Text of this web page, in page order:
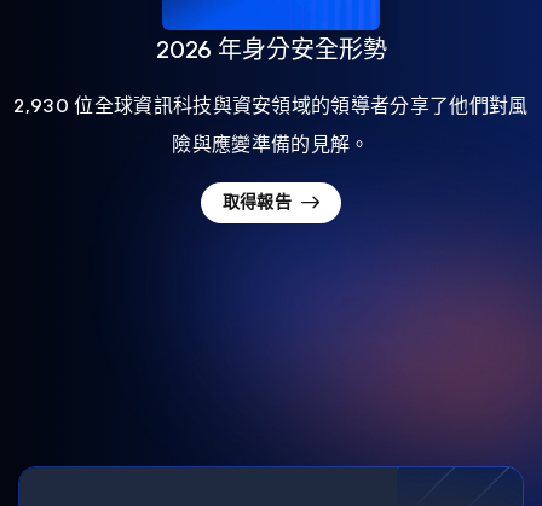
2026 年身分安全形勢
2,930 位全球資訊科技與資安領域的領導者分享了他們對風
險與應變準備的見解。
取得報告